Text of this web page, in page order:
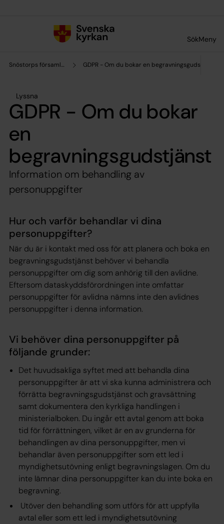
SökMeny
Snöstorps församling GDPR - Om du bokar en begravningsgudstjänst
Lyssna
GDPR - Om du bokar
en
begravningsgudstjänst
Information om behandling av
personuppgifter
Hur och varför behandlar vi dina
personuppgifter?
När du är i kontakt med oss för att planera och boka en
begravningsgudstjänst behöver vi behandla
personuppgifter om dig som anhörig till den avlidne.
Eftersom dataskyddsförordningen inte omfattar
personuppgifter för avlidna nämns inte den avlidnes
personuppgifter i denna information.
Vi behöver dina personuppgifter på
följande grunder:
Det huvudsakliga syftet med att behandla dina
personuppgifter är att vi ska kunna administrera och
förrätta begravningsgudstjänst och gravsättning
samt dokumentera den kyrkliga handlingen i
ministerialboken. Du ingår ett avtal genom att boka
tid för förrättningen, vilket är en av grunderna för
behandlingen av dina personuppgifter, men vi
behandlar även personuppgifter som ett led i
myndighetsutövning enligt begravningslagen. Om du
inte lämnar dina personuppgifter kan du inte boka en
begravning.
Utöver den behandling som utförs för att uppfylla
avtal eller som ett led i myndighetsutövning